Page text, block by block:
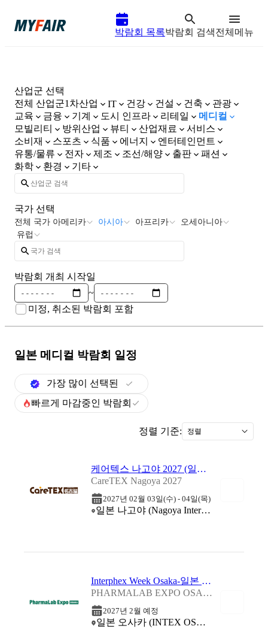
박람회 목록박람회 검색전체메뉴
산업군 선택
전체 산업군1차산업 IT 건강 건설 건축
관광
교육
금융 기계 도시 인프라 리테일
메디컬
모빌리티
방위산업 뷰티 산업재료
서비스
소비재
스포츠 식품 에너지
엔터테인먼트
유통/물류
전자 제조 조선/해양 출판
패션
화학
환경 기타
국가 선택
전체 국가 아메리카 아시아 아프리카
오세아니아
유럽
박람회 개최 시작일
~
미정, 취소된 박람회 포함
일본 메디컬 박람회 일정
가장 많이 선택된
빠르게 마감중인 박람회
정렬 기준: 정렬
케어텍스 나고야 2027 (일본 나고야 케어산업 박람회)
CareTEX Nagoya 2027
2027년 02월 03일(수) - 04일(목)
일본 나고야 (Nagoya International Exhibition Hall (Port Messe Nagoya))
Interphex Week Osaka-일본 오사카 제약 연구 박람회 2027
PHARMALAB EXPO OSAKA 2027
2027년 2월 예정
일본 오사카 (INTEX OSAKA (International Exhibition Center))